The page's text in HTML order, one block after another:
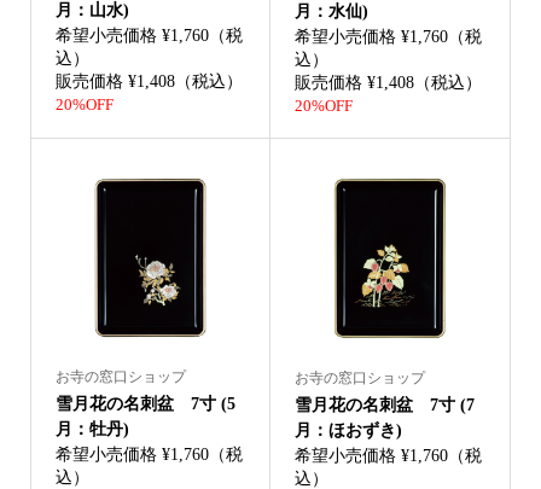
月：山水)
希望小売価格 ¥1,760（税
込）
販売価格 ¥1,408（税込）
20%OFF
月：水仙)
希望小売価格 ¥1,760（税
込）
販売価格 ¥1,408（税込）
20%OFF
お寺の窓口ショップ
雪月花の名刺盆 7寸 (5
月：牡丹)
希望小売価格 ¥1,760（税
込）
お寺の窓口ショップ
雪月花の名刺盆 7寸 (7
月：ほおずき)
希望小売価格 ¥1,760（税
込）